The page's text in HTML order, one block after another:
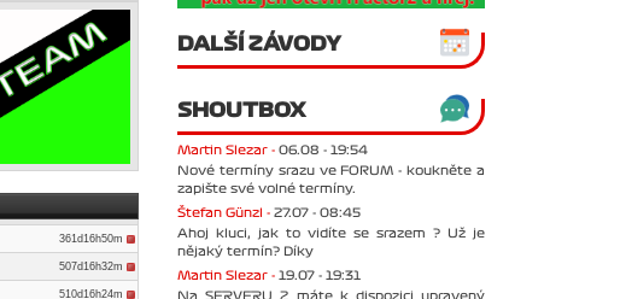
361d16h50m
507d16h32m
510d16h24m
DALŠÍ ZÁVODY
SHOUTBOX
Martin Slezar - 06.08 - 19:54
Nové termíny srazu ve FORUM - koukněte a
zapište své volné termíny.
Štefan Günzl - 27.07 - 08:45
Ahoj kluci, jak to vidíte se srazem ? Už je
nějaký termín? Díky
Martin Slezar - 19.07 - 19:31
Na SERVERU 2 máte k dispozici upravený